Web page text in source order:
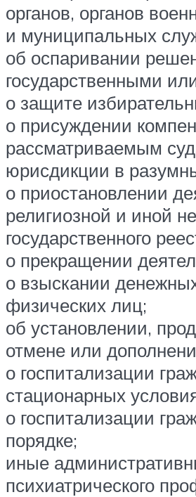
органов, органов
и муниципальных
об оспаривании
государственными
о защите
о присуждении
рассматриваемым
юрисдикции в
о приостановлении
религиозной и иной
государственного
о прекращении
о взыскании
физических лиц;
об установлении,
отмене или
о госпитализации
стационарных
о госпитализации
порядке;
иные
психиатрического